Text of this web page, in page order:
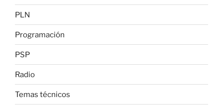
PLN
Programación
PSP
Radio
Temas técnicos